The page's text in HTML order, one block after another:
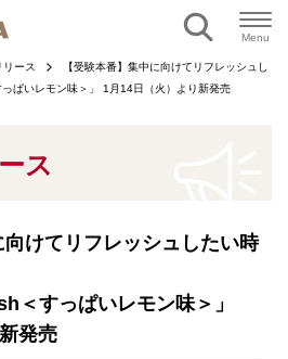
Menu
リース
【受験本番】集中に向けてリフレッシュし
ぱいレモン味＞」 1月14日（火）より新発売
ス
向けてリフレッシュしたい時
＜すっぱいレモン味＞」
発売